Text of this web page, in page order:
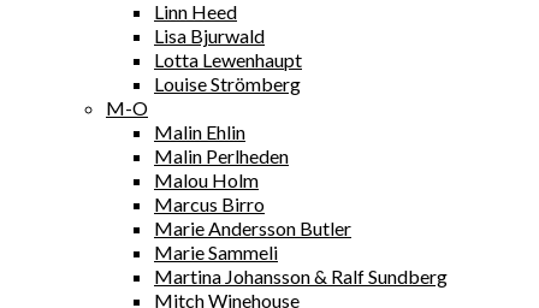
Linn Heed
Lisa Bjurwald
Lotta Lewenhaupt
Louise Strömberg
M-O
Malin Ehlin
Malin Perlheden
Malou Holm
Marcus Birro
Marie Andersson Butler
Marie Sammeli
Martina Johansson & Ralf Sundberg
Mitch Winehouse